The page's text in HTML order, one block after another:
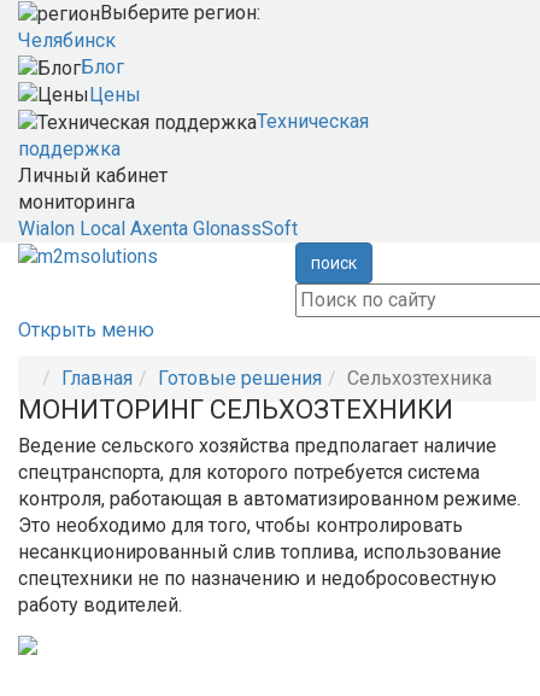
Выберите регион:
Челябинск
Блог
Цены
Техническая
поддержка
Личный кабинет
мониторинга
Wialon Local Axenta GlonassSoft
поиск
Открыть меню
Главная Готовые решения Сельхозтехника
МОНИТОРИНГ СЕЛЬХОЗТЕХНИКИ
Ведение сельского хозяйства предполагает наличие
спецтранспорта, для которого потребуется система
контроля, работающая в автоматизированном режиме.
Это необходимо для того, чтобы контролировать
несанкционированный слив топлива, использование
спецтехники не по назначению и недобросовестную
работу водителей.